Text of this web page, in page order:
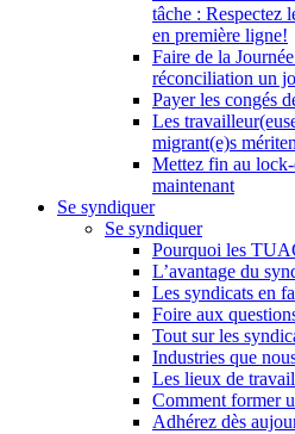
tâche : Respectez
en première ligne!
Faire de la
réconciliation un
Payer les congés
Les
migrant(e)s
Mettez fin au
maintenant
Se syndiquer
Se syndiquer
Pourquoi les
L’avantage du
Les syndicats en
Foire aux
Tout sur les
Industries que
Les lieux de
Comment former
Adhérez dès